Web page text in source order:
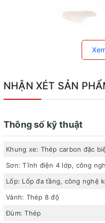
Xe đạp trẻ
Thiết kế độc quyền bởi
Topright
là thương hiệu đã
có mặt ở tại hơn 60 quốc
thương hiệu xe đạp trẻ em
NHẬN XÉT SẢN
Thông số kỹ thuật
Khung xe: Thép carbon đặc
Sơn: Tĩnh điện 4 lớp, công
Lốp: Lốp đa tầng, công nghệ
Vành: Thép 8 độ
Đùm: Thép